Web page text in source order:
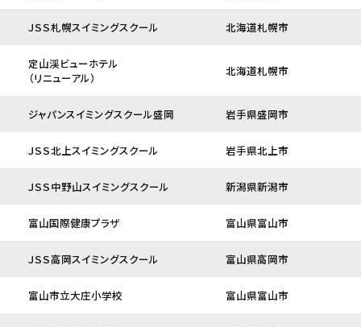
ＪＳＳ札幌スイミングスクール 北海道札幌市
定山渓ビューホテル
（リニューアル）
北海道札幌市
ジャパンスイミングスクール盛岡 岩手県盛岡市
ＪＳＳ北上スイミングスクール 岩手県北上市
ＪＳＳ中野山スイミングスクール 新潟県新潟市
富山国際健康プラザ 富山県富山市
ＪＳＳ高岡スイミングスクール 富山県高岡市
富山市立大庄小学校 富山県富山市